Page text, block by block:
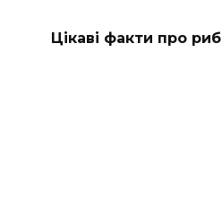
Цікаві факти про риб